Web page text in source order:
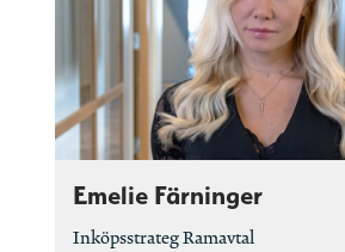
Emelie Färninger
Inköpsstrateg Ramavtal